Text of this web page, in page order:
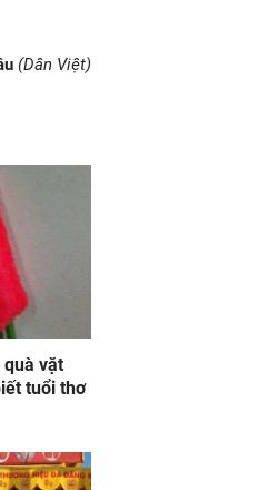
(Dân Việt)
vặt
tuổi thơ